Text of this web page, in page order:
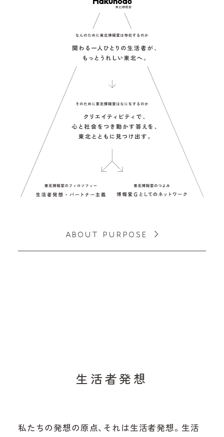
PURPOSE
CONTACT
A B O U T P U R P O S E
生活者発想
私たちの発想の原点、それは生活者発想。生活